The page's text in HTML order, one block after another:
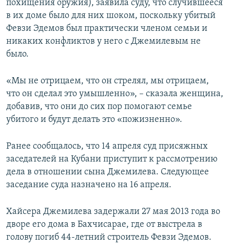
похищения оружия), заявила суду, что случившееся
в их доме было для них шоком, поскольку убитый
Февзи Эдемов был практически членом семьи и
никаких конфликтов у него с Джемилевым не
было.
«Мы не отрицаем, что он стрелял, мы отрицаем,
что он сделал это умышленно», – сказала женщина,
добавив, что они до сих пор помогают семье
убитого и будут делать это «пожизненно».
Ранее сообщалось, что 14 апреля суд присяжных
заседателей на Кубани приступит к рассмотрению
дела в отношении сына Джемилева. Следующее
заседание суда назначено на 16 апреля.
Хайсера Джемилева задержали 27 мая 2013 года во
дворе его дома в Бахчисарае, где от выстрела в
голову погиб 44-летний строитель Февзи Эдемов.